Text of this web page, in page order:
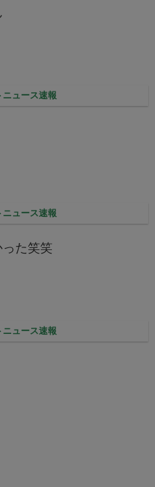
ュース速報
ュース速報
た笑笑
ュース速報